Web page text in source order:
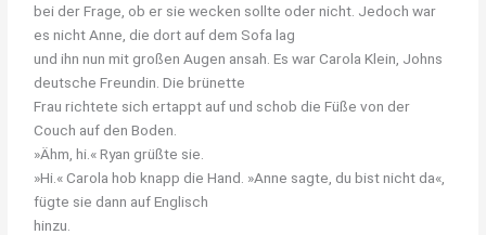
bei der Frage, ob er sie wecken sollte oder nicht. Jedoch war
es nicht Anne, die dort auf dem Sofa lag
und ihn nun mit großen Augen ansah. Es war Carola Klein, Johns
deutsche Freundin. Die brünette
Frau richtete sich ertappt auf und schob die Füße von der
Couch auf den Boden.
»Ähm, hi.« Ryan grüßte sie.
»Hi.« Carola hob knapp die Hand. »Anne sagte, du bist nicht da«,
fügte sie dann auf Englisch
hinzu.